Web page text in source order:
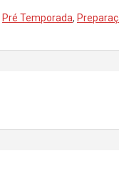
Pré Temporada,